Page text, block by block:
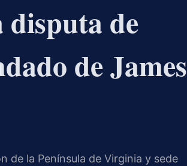
de
de James
de la Península de Virginia y sede